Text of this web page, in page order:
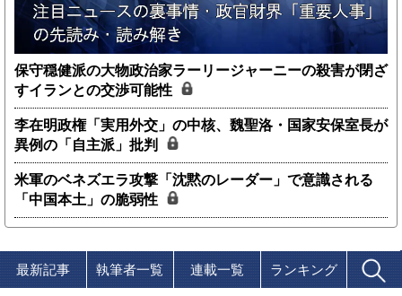
保守穏健派の大物政治家ラーリージャーニーの殺害が閉ざ
すイランとの交渉可能性
李在明政権「実用外交」の中核、魏聖洛・国家安保室長が
異例の「自主派」批判
米軍のベネズエラ攻撃「沈黙のレーダー」で意識される
「中国本土」の脆弱性
最新記事 執筆者一覧 連載一覧 ランキング